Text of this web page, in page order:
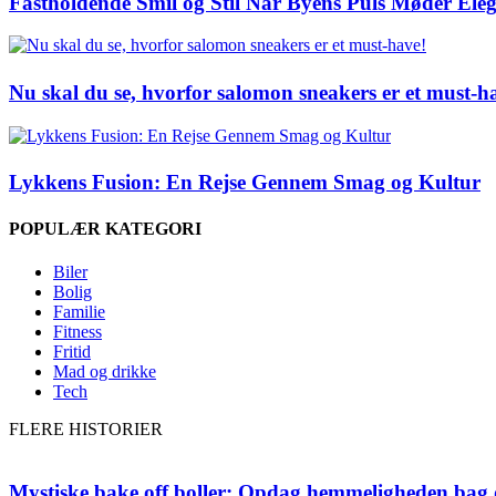
Nu skal du se, hvorfor salomon sneakers er et must-
Lykkens Fusion: En Rejse Gennem Smag og Kultur
POPULÆR KATEGORI
Biler
Bolig
Familie
Fitness
Fritid
Mad og drikke
Tech
FLERE HISTORIER